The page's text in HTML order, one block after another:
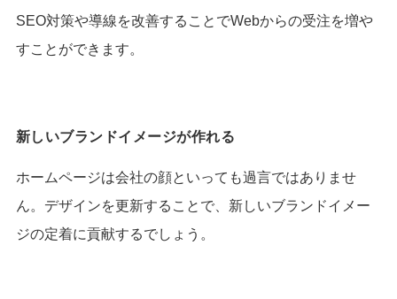
SEO対策や導線を改善することでWebからの受注を増や
すことができます。
新しいブランドイメージが作れる
ホームページは会社の顔といっても過言ではありませ
ん。 デザインを更新することで、新しいブランドイメー
ジの定着に貢献するでしょう。